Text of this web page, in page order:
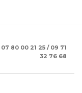
07 80 00 21 25 / 09 71
32 76 68